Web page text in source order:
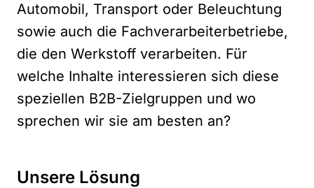
Automobil, Transport oder Beleuchtung
sowie auch die Fachverarbeiterbetriebe,
die den Werkstoff verarbeiten. Für
welche Inhalte interessieren sich diese
speziellen B2B-Zielgruppen und wo
sprechen wir sie am besten an?
Unsere Lösung